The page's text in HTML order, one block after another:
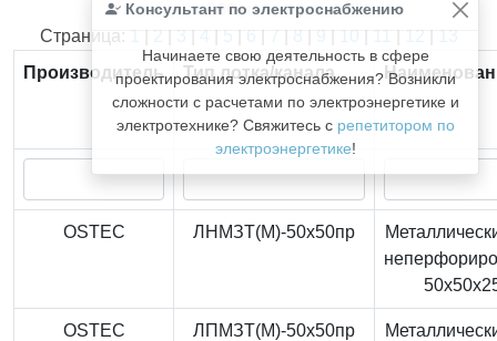
Консультант по электроснабжению
Начинаете свою деятельность в сфере
проектирования электроснабжения? Возникли
сложности с расчетами по электроэнергетике и
электротехнике? Свяжитесь с репетитором по
электроэнергетике!
Найдено366из366записей.
Страница: 1 | 2 | 3 | 4 | 5 | 6 | 7 | 8 | 9 | 10 | 11 | 12 | 13
Производитель
Тип лотка/канала
OSTEC ЛНМЗТ(М)-50x50пр
OSTEC ЛПМЗТ(М)-50x50пр